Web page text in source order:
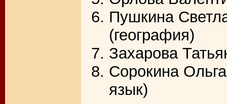
Пушкина
(география)
Захарова
Сорокина
язык)